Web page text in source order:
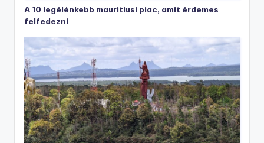
A 10 legélénkebb mauritiusi piac, amit érdemes
felfedezni